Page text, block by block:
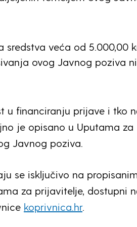
sredstva veća od 5.000,00
ovog Javnog poziva
u financiranju prijave i tko
je opisano u Uputama za
Javnog poziva.
se isključivo na
za prijavitelje, dostupni
koprivnica.hr.